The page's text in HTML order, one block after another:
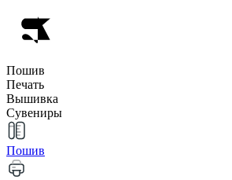
Пошив
Печать
Вышивка
Сувениры
Пошив